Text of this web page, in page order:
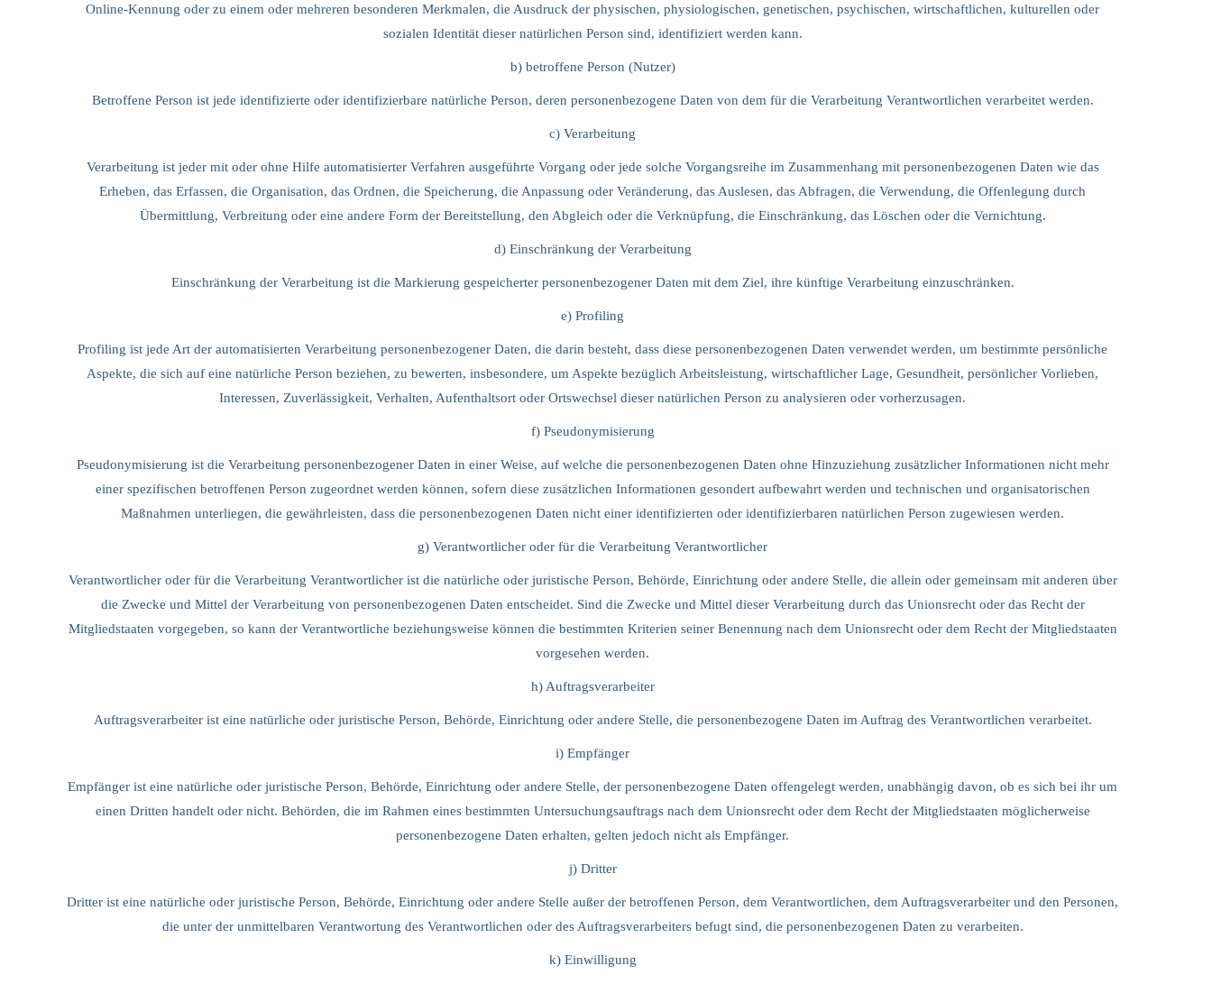
Online-Kennung oder zu einem oder mehreren besonderen Merkmalen, die Ausdruck der physischen, physiologischen, genetischen, psychischen, wirtschaftlichen, kulturellen oder
sozialen Identität dieser natürlichen Person sind, identifiziert werden kann.
b) betroffene Person (Nutzer)
Betroffene Person ist jede identifizierte oder identifizierbare natürliche Person, deren personenbezogene Daten von dem für die Verarbeitung Verantwortlichen verarbeitet werden.
c) Verarbeitung
Verarbeitung ist jeder mit oder ohne Hilfe automatisierter Verfahren ausgeführte Vorgang oder jede solche Vorgangsreihe im Zusammenhang mit personenbezogenen Daten wie das
Erheben, das Erfassen, die Organisation, das Ordnen, die Speicherung, die Anpassung oder Veränderung, das Auslesen, das Abfragen, die Verwendung, die Offenlegung durch
Übermittlung, Verbreitung oder eine andere Form der Bereitstellung, den Abgleich oder die Verknüpfung, die Einschränkung, das Löschen oder die Vernichtung.
d) Einschränkung der Verarbeitung
Einschränkung der Verarbeitung ist die Markierung gespeicherter personenbezogener Daten mit dem Ziel, ihre künftige Verarbeitung einzuschränken.
e) Profiling
Profiling ist jede Art der automatisierten Verarbeitung personenbezogener Daten, die darin besteht, dass diese personenbezogenen Daten verwendet werden, um bestimmte persönliche
Aspekte, die sich auf eine natürliche Person beziehen, zu bewerten, insbesondere, um Aspekte bezüglich Arbeitsleistung, wirtschaftlicher Lage, Gesundheit, persönlicher Vorlieben,
Interessen, Zuverlässigkeit, Verhalten, Aufenthaltsort oder Ortswechsel dieser natürlichen Person zu analysieren oder vorherzusagen.
f) Pseudonymisierung
Pseudonymisierung ist die Verarbeitung personenbezogener Daten in einer Weise, auf welche die personenbezogenen Daten ohne Hinzuziehung zusätzlicher Informationen nicht mehr
einer spezifischen betroffenen Person zugeordnet werden können, sofern diese zusätzlichen Informationen gesondert aufbewahrt werden und technischen und organisatorischen
Maßnahmen unterliegen, die gewährleisten, dass die personenbezogenen Daten nicht einer identifizierten oder identifizierbaren natürlichen Person zugewiesen werden.
g) Verantwortlicher oder für die Verarbeitung Verantwortlicher
Verantwortlicher oder für die Verarbeitung Verantwortlicher ist die natürliche oder juristische Person, Behörde, Einrichtung oder andere Stelle, die allein oder gemeinsam mit anderen über
die Zwecke und Mittel der Verarbeitung von personenbezogenen Daten entscheidet. Sind die Zwecke und Mittel dieser Verarbeitung durch das Unionsrecht oder das Recht der
Mitgliedstaaten vorgegeben, so kann der Verantwortliche beziehungsweise können die bestimmten Kriterien seiner Benennung nach dem Unionsrecht oder dem Recht der Mitgliedstaaten
vorgesehen werden.
h) Auftragsverarbeiter
Auftragsverarbeiter ist eine natürliche oder juristische Person, Behörde, Einrichtung oder andere Stelle, die personenbezogene Daten im Auftrag des Verantwortlichen verarbeitet.
i) Empfänger
Empfänger ist eine natürliche oder juristische Person, Behörde, Einrichtung oder andere Stelle, der personenbezogene Daten offengelegt werden, unabhängig davon, ob es sich bei ihr um
einen Dritten handelt oder nicht. Behörden, die im Rahmen eines bestimmten Untersuchungsauftrags nach dem Unionsrecht oder dem Recht der Mitgliedstaaten möglicherweise
personenbezogene Daten erhalten, gelten jedoch nicht als Empfänger.
j) Dritter
Dritter ist eine natürliche oder juristische Person, Behörde, Einrichtung oder andere Stelle außer der betroffenen Person, dem Verantwortlichen, dem Auftragsverarbeiter und den Personen,
die unter der unmittelbaren Verantwortung des Verantwortlichen oder des Auftragsverarbeiters befugt sind, die personenbezogenen Daten zu verarbeiten.
k) Einwilligung